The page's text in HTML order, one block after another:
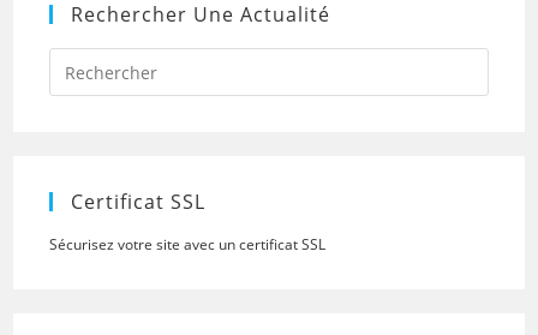
Rechercher Une Actualité
Press
to
Certificat SSL
Sécurisez votre site avec un certificat SSL